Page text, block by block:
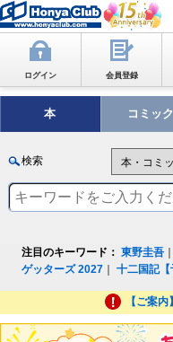
ログイン 会員登録
本 コミック
検索
注目のキーワード： 東野圭吾
ゲッターズ 2027 ｜十二国記【
【ご案